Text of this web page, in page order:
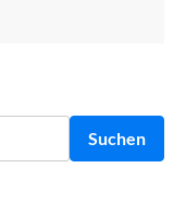
Suchen